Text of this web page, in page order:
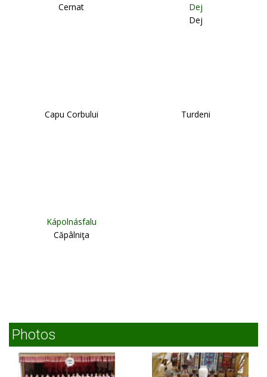
Cernat
Dej
Dej
Capu Corbului Turdeni
Kápolnásfalu
Căpâlniţa
Photos